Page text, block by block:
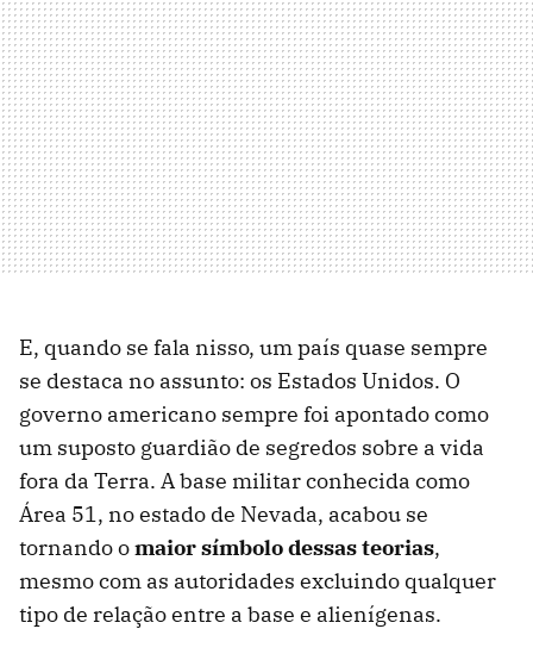
E, quando se fala nisso, um país quase sempre
se destaca no assunto: os Estados Unidos. O
governo americano sempre foi apontado como
um suposto guardião de segredos sobre a vida
fora da Terra. A base militar conhecida como
Área 51, no estado de Nevada, acabou se
tornando omaior símbolo dessas teorias,
mesmo com as autoridades excluindo qualquer
tipo de relação entre a base e alienígenas.